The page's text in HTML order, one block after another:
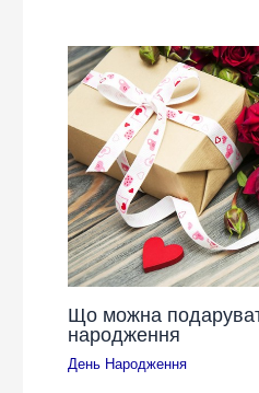
Що можна
народження
День Народження